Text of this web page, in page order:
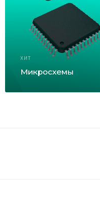
ХИТ
Микросхемы